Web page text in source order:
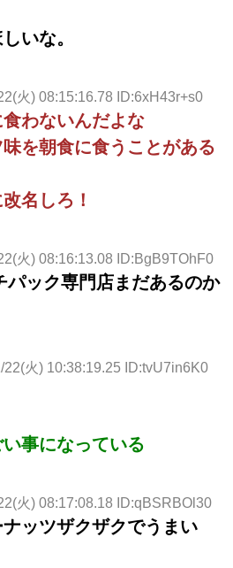
いな。
火) 08:15:16.78 ID:6xH43r+s0
わないんだよな
を朝食に食うことがある
名しろ！
火) 08:16:13.08 ID:BgB9TOhF0
パック専門店まだあるのか
22(火) 10:38:19.25 ID:tvU7in6K0
事になっている
火) 08:17:08.18 ID:qBSRBOl30
ッツザクザクでうまい